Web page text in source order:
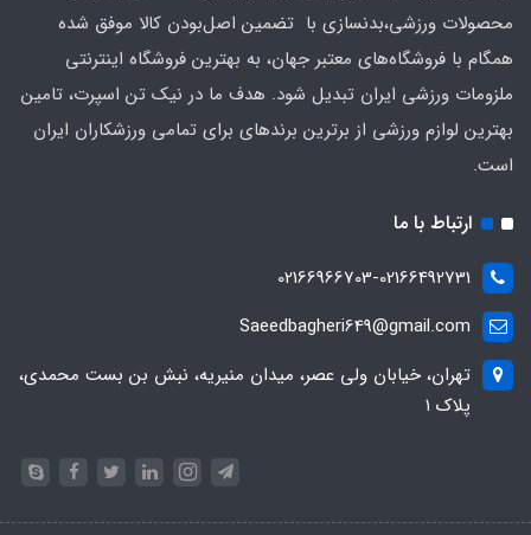
محصولات ورزشی،بدنسازی با تضمین اصل‌بودن کالا موفق شده
همگام با فروشگاه‌های معتبر جهان، به بهترین فروشگاه اینترنتی
ملزومات ورزشی ایران تبدیل شود. هدف ما در نیک تن اسپرت، تامین
بهترین لوازم ورزشی از برترین برندهای برای تمامی ورزشکاران ایران
است.
ارتباط با ما
02166966703-02166492731
Saeedbagheri649@gmail.com
تهران، خیابان ولی عصر، میدان منیریه، نبش بن بست محمدی،
پلاک ۱